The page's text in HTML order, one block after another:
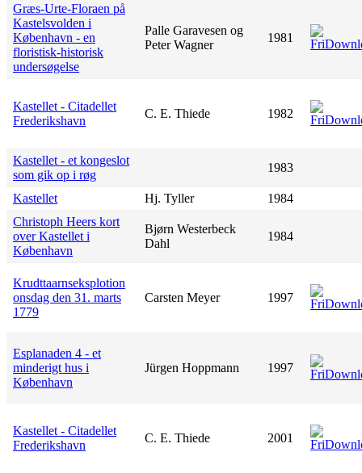
Græs-Urte-Floraen på
Kastelsvolden i
København - en
floristisk-historisk
undersøgelse
Palle Garavesen og
Peter Wagner
1981
Kastellet - Citadellet
Frederikshavn
C. E. Thiede 1982
Kastellet - et kongeslot
som gik op i røg
1983
Kastellet Hj. Tyller
1984
Christoph Heers kort
over Kastellet i
København
Bjørn Westerbeck
Dahl
1984
Krudttaarnseksplotion
onsdag den 31. marts
1779
Carsten Meyer 1997
Esplanaden 4 - et
minderigt hus i
København
Jürgen Hoppmann 1997
Kastellet - Citadellet
Frederikshavn
C. E. Thiede 2001